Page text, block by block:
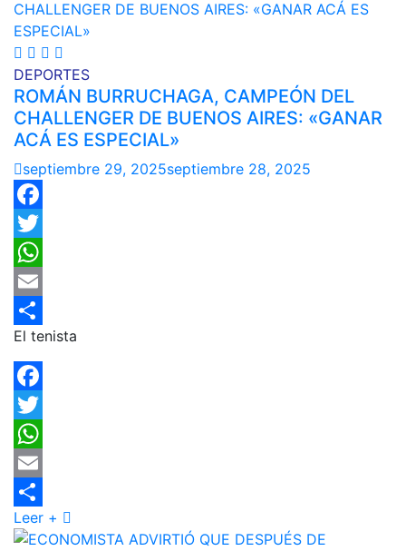
DEPORTES
ROMÁN BURRUCHAGA, CAMPEÓN DEL
CHALLENGER DE BUENOS AIRES: «GANAR
ACÁ ES ESPECIAL»
septiembre 29, 2025septiembre 28, 2025
Facebook
Twitter
WhatsApp
Email
Compartir
El tenista
Facebook
Twitter
WhatsApp
Email
Compartir
Leer +